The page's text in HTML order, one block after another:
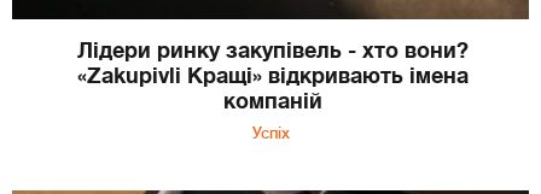
Лідери ринку закупівель - хто вони?
«Zakupivli Кращі» відкривають імена
компаній
Успіх